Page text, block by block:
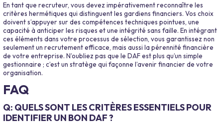
En tant que recruteur, vous devez impérativement reconnaître les
critères hermétiques qui distinguent les gardiens financiers. Vos choix
doivent s’appuyer sur des compétences techniques pointues, une
capacité à anticiper les risques et une intégrité sans faille. En intégrant
ces éléments dans votre processus de sélection, vous garantissez non
seulement un recrutement efficace, mais aussi la pérennité financière
de votre entreprise. N’oubliez pas que le DAF est plus qu’un simple
gestionnaire ; c’est un stratège qui façonne l’avenir financier de votre
organisation.
FAQ
Q: QUELS SONT LES CRITÈRES ESSENTIELS POUR
IDENTIFIER UN BON DAF ?